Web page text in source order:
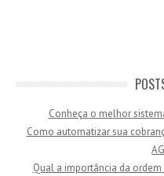
Conheça o melhor
Como automatizar sua
Qual a importância da